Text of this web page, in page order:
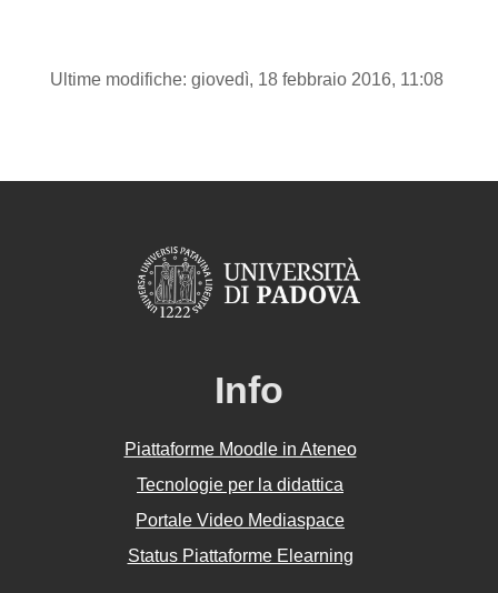
Ultime modifiche: giovedì, 18 febbraio 2016, 11:08
Info
Piattaforme Moodle in Ateneo
Tecnologie per la didattica
Portale Video Mediaspace
Status Piattaforme Elearning